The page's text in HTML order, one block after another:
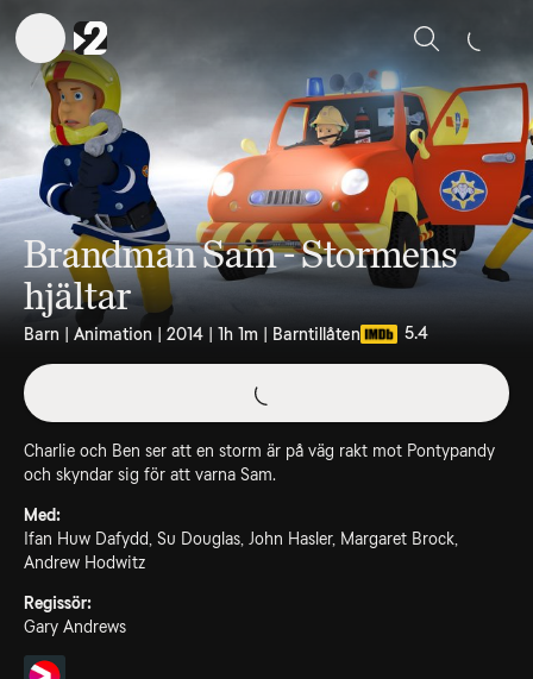
Sök
Brandman Sam - Stormens
hjältar
Barn | Animation | 2014 | 1h 1m | Barntillåten 5.4
Charlie och Ben ser att en storm är på väg rakt mot Pontypandy
och skyndar sig för att varna Sam.
Med:
Ifan Huw Dafydd, Su Douglas, John Hasler, Margaret Brock,
Andrew Hodwitz
Regissör:
Gary Andrews